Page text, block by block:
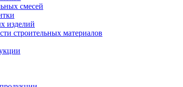
смесей
изделий
строительных материалов